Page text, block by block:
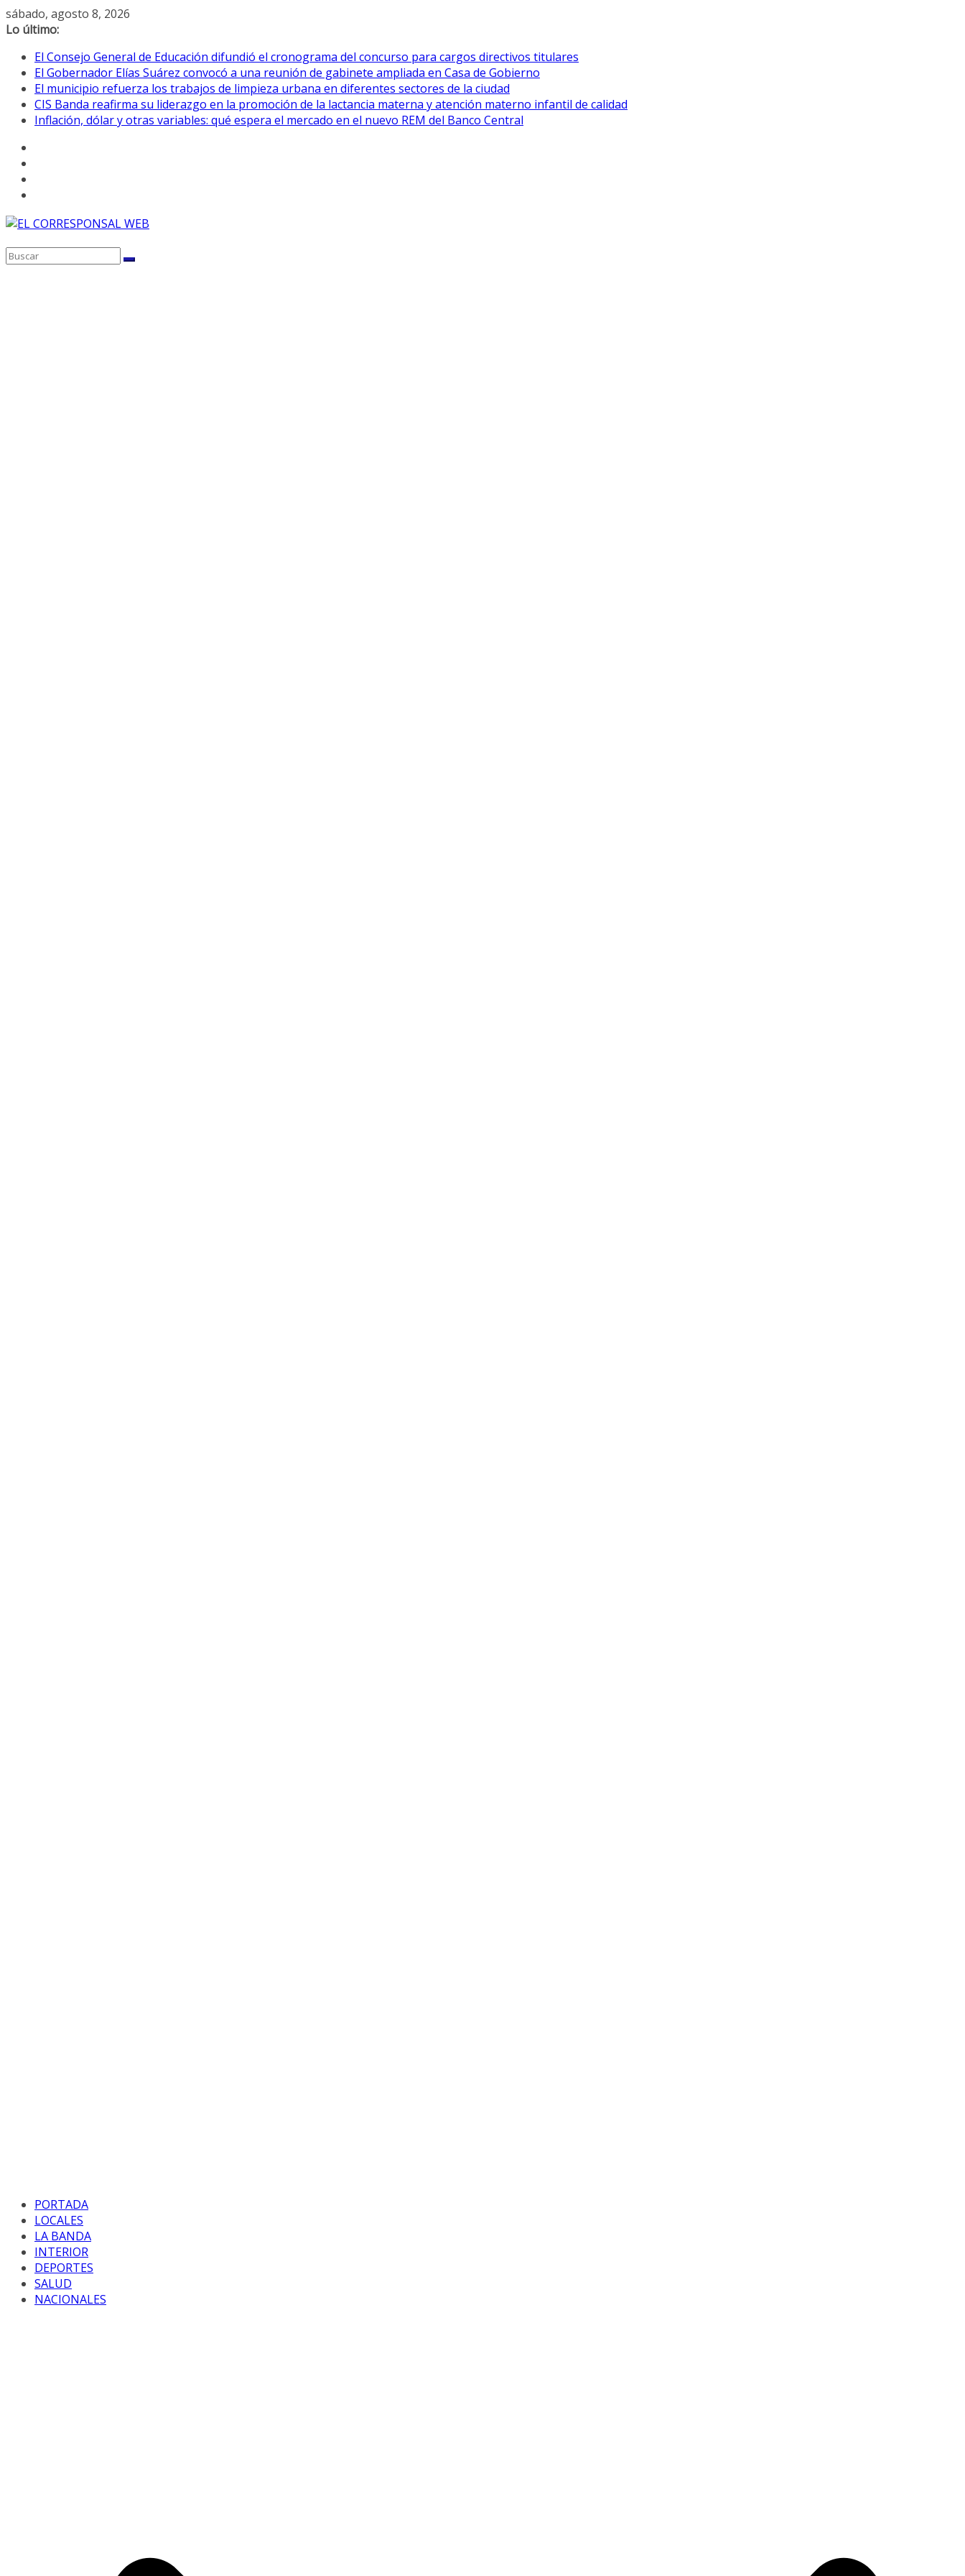
Saltar
al
sábado, agosto 8, 2026
Lo último:
El Consejo General de Educación difundió el cronograma del concurso para cargos directivos titulares
El Gobernador Elías Suárez convocó a una reunión de gabinete ampliada en Casa de Gobierno
El municipio refuerza los trabajos de limpieza urbana en diferentes sectores de la ciudad
CIS Banda reafirma su liderazgo en la promoción de la lactancia materna y atención materno infantil de calidad
Inflación, dólar y otras variables: qué espera el mercado en el nuevo REM del Banco Central
PORTADA
LOCALES
LA BANDA
INTERIOR
DEPORTES
SALUD
NACIONALES